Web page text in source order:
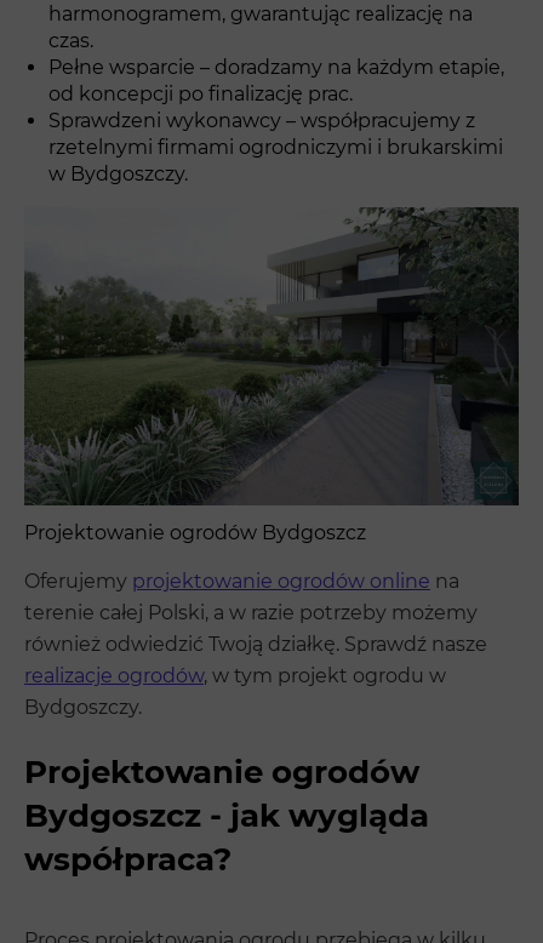
harmonogramem, gwarantując realizację na
czas.
Pełne wsparcie – doradzamy na każdym etapie,
od koncepcji po finalizację prac.
Sprawdzeni wykonawcy – współpracujemy z
rzetelnymi firmami ogrodniczymi i brukarskimi
w Bydgoszczy.
Projektowanie ogrodów Bydgoszcz
Oferujemy projektowanie ogrodów online na
terenie całej Polski, a w razie potrzeby możemy
również odwiedzić Twoją działkę. Sprawdź nasze
realizacje ogrodów, w tym projekt ogrodu w
Bydgoszczy.
Projektowanie ogrodów
Bydgoszcz - jak wygląda
współpraca?